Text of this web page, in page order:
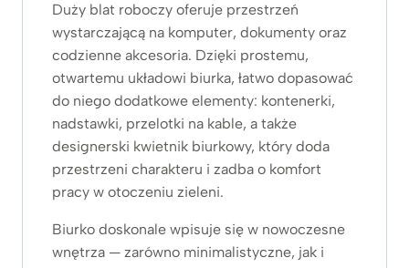
Duży blat roboczy oferuje przestrzeń
wystarczającą na komputer, dokumenty oraz
codzienne akcesoria. Dzięki prostemu,
otwartemu układowi biurka, łatwo dopasować
do niego dodatkowe elementy: kontenerki,
nadstawki, przelotki na kable, a także
designerski kwietnik biurkowy, który doda
przestrzeni charakteru i zadba o komfort
pracy w otoczeniu zieleni.
Biurko doskonale wpisuje się w nowoczesne
wnętrza — zarówno minimalistyczne, jak i